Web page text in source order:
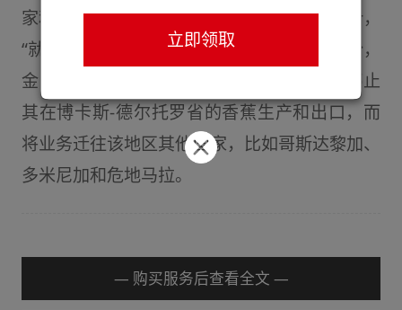
家和主席埃里克·莫利诺（Eric Molino）预计，
“就业危机”可能很快就会加剧。因为劳工纠纷，
金吉达巴拿马公司（Chiquita Panamá）停止
其在博卡斯-德尔托罗省的香蕉生产和出口，而
将业务迁往该地区其他国家，比如哥斯达黎加、
多米尼加和危地马拉。
— 购买服务后查看全文 —
立即领取